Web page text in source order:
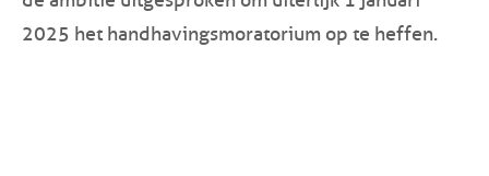
2025 het handhavingsmoratorium op te heffen.